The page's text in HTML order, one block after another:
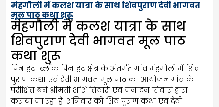
मंहगौली में कलश यात्रा के साथ शिवपुराण देवी भागवत
मूल पाठ कथा शुरू
मंहगौली में कलश यात्रा के साथ
शिवपुराण देवी भागवत मूल पाठ
कथा शुरू
पिनाहट। ब्लॉक पिनाहट क्षेत्र के अंतर्गत गांव मंहगोली में शिव
पुराण कथा एवं देवी भागवत मूल पाठ का आयोजन गांव के
परीक्षित बने श्रीमती शशि तिवारी एवं जनार्दन तिवारी द्वारा
कराया जा रहा है। शनिवार को शिव पुराण कथा एवं देवी